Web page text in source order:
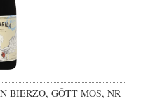
BIERZO, GÔTT MOS, NR